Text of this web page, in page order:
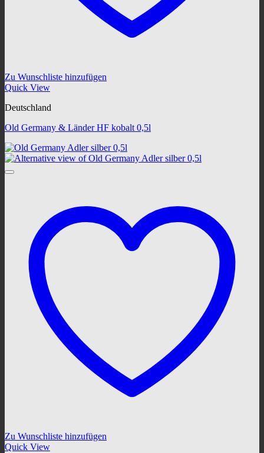
Zu Wunschliste hinzufügen
Quick View
Deutschland
Old Germany & Länder HF kobalt 0,5l
Zu Wunschliste hinzufügen
Quick View